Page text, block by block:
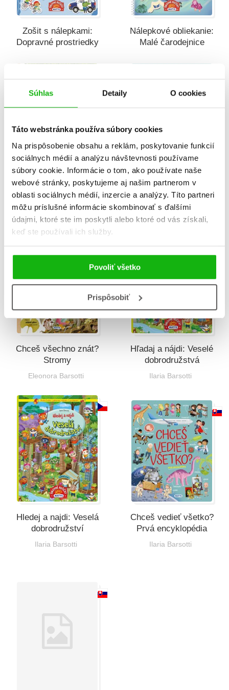
Súhlas Detaily O cookies
Táto webstránka používa súbory cookies
Na prispôsobenie obsahu a reklám, poskytovanie funkcií
sociálnych médií a analýzu návštevnosti používame
súbory cookie. Informácie o tom, ako používate naše
webové stránky, poskytujeme aj našim partnerom v
oblasti sociálnych médií, inzercie a analýzy. Títo partneri
môžu príslušné informácie skombinovať s ďalšími
údajmi, ktoré ste im poskytli alebo ktoré od vás získali,
keď ste používali ich služby.
Povoliť všetko
Prispôsobiť
Zošit s nálepkami:
Dopravné prostriedky
Nálepkové obliekanie:
Malé čarodejnice
Chceš vedieť všetko?
Stromy
Eleonora Barsotti
Chceš všechno znát?
První encyklopedie
Ilaria Barsotti
Chceš všechno znát?
Stromy
Eleonora Barsotti
Hľadaj a nájdi: Veselé
dobrodružstvá
Ilaria Barsotti
Hledej a najdi: Veselá
dobrodružství
Ilaria Barsotti
Chceš vedieť všetko?
Prvá encyklopédia
Ilaria Barsotti